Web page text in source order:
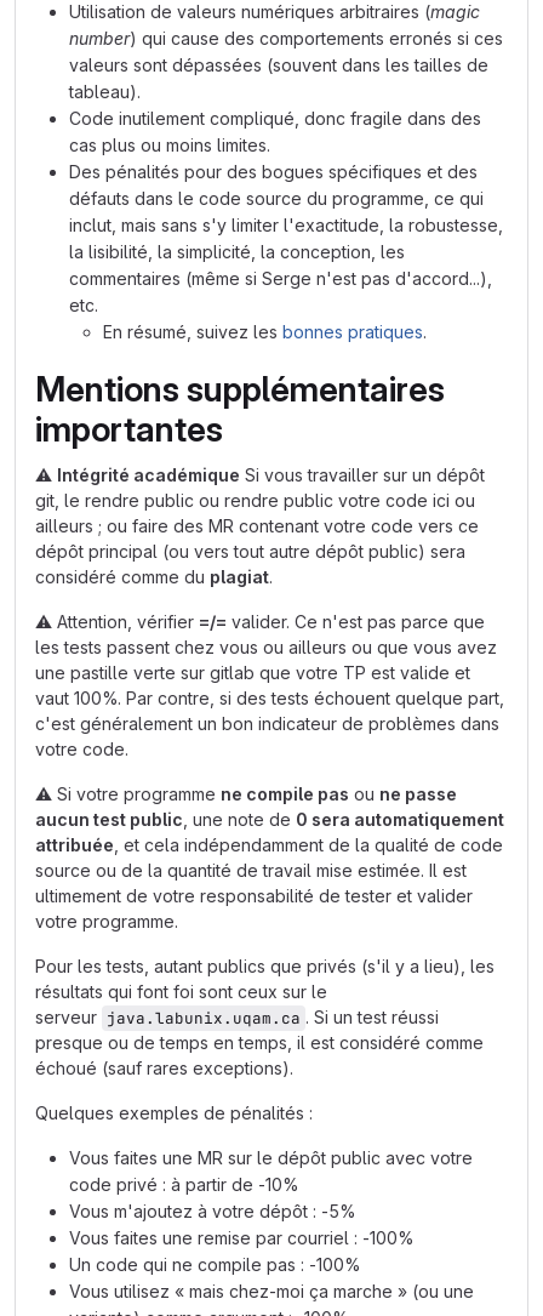
Utilisation de valeurs numériques arbitraires (magic
number) qui cause des comportements erronés si ces
valeurs sont dépassées (souvent dans les tailles de
tableau).
Code inutilement compliqué, donc fragile dans des
cas plus ou moins limites.
Des pénalités pour des bogues spécifiques et des
défauts dans le code source du programme, ce qui
inclut, mais sans s'y limiter l'exactitude, la robustesse,
la lisibilité, la simplicité, la conception, les
commentaires (même si Serge n'est pas d'accord...),
etc.
En résumé, suivez les bonnes pratiques.
Mentions supplémentaires
importantes
⚠️ Intégrité académique Si vous travailler sur un dépôt
git, le rendre public ou rendre public votre code ici ou
ailleurs ; ou faire des MR contenant votre code vers ce
dépôt principal (ou vers tout autre dépôt public) sera
considéré comme du plagiat.
⚠️ Attention, vérifier =/= valider. Ce n'est pas parce que
les tests passent chez vous ou ailleurs ou que vous avez
une pastille verte sur gitlab que votre TP est valide et
vaut 100%. Par contre, si des tests échouent quelque part,
c'est généralement un bon indicateur de problèmes dans
votre code.
⚠️ Si votre programme ne compile pas ou ne passe
aucun test public , une note de 0 sera automatiquement
attribuée , et cela indépendamment de la qualité de code
source ou de la quantité de travail mise estimée. Il est
ultimement de votre responsabilité de tester et valider
votre programme.
Pour les tests, autant publics que privés (s'il y a lieu), les
résultats qui font foi sont ceux sur le
serveur java.labunix.uqam.ca . Si un test réussi
presque ou de temps en temps, il est considéré comme
échoué (sauf rares exceptions).
Quelques exemples de pénalités :
Vous faites une MR sur le dépôt public avec votre
code privé : à partir de -10%
Vous m'ajoutez à votre dépôt : -5%
Vous faites une remise par courriel : -100%
Un code qui ne compile pas : -100%
Vous utilisez « mais chez-moi ça marche » (ou une